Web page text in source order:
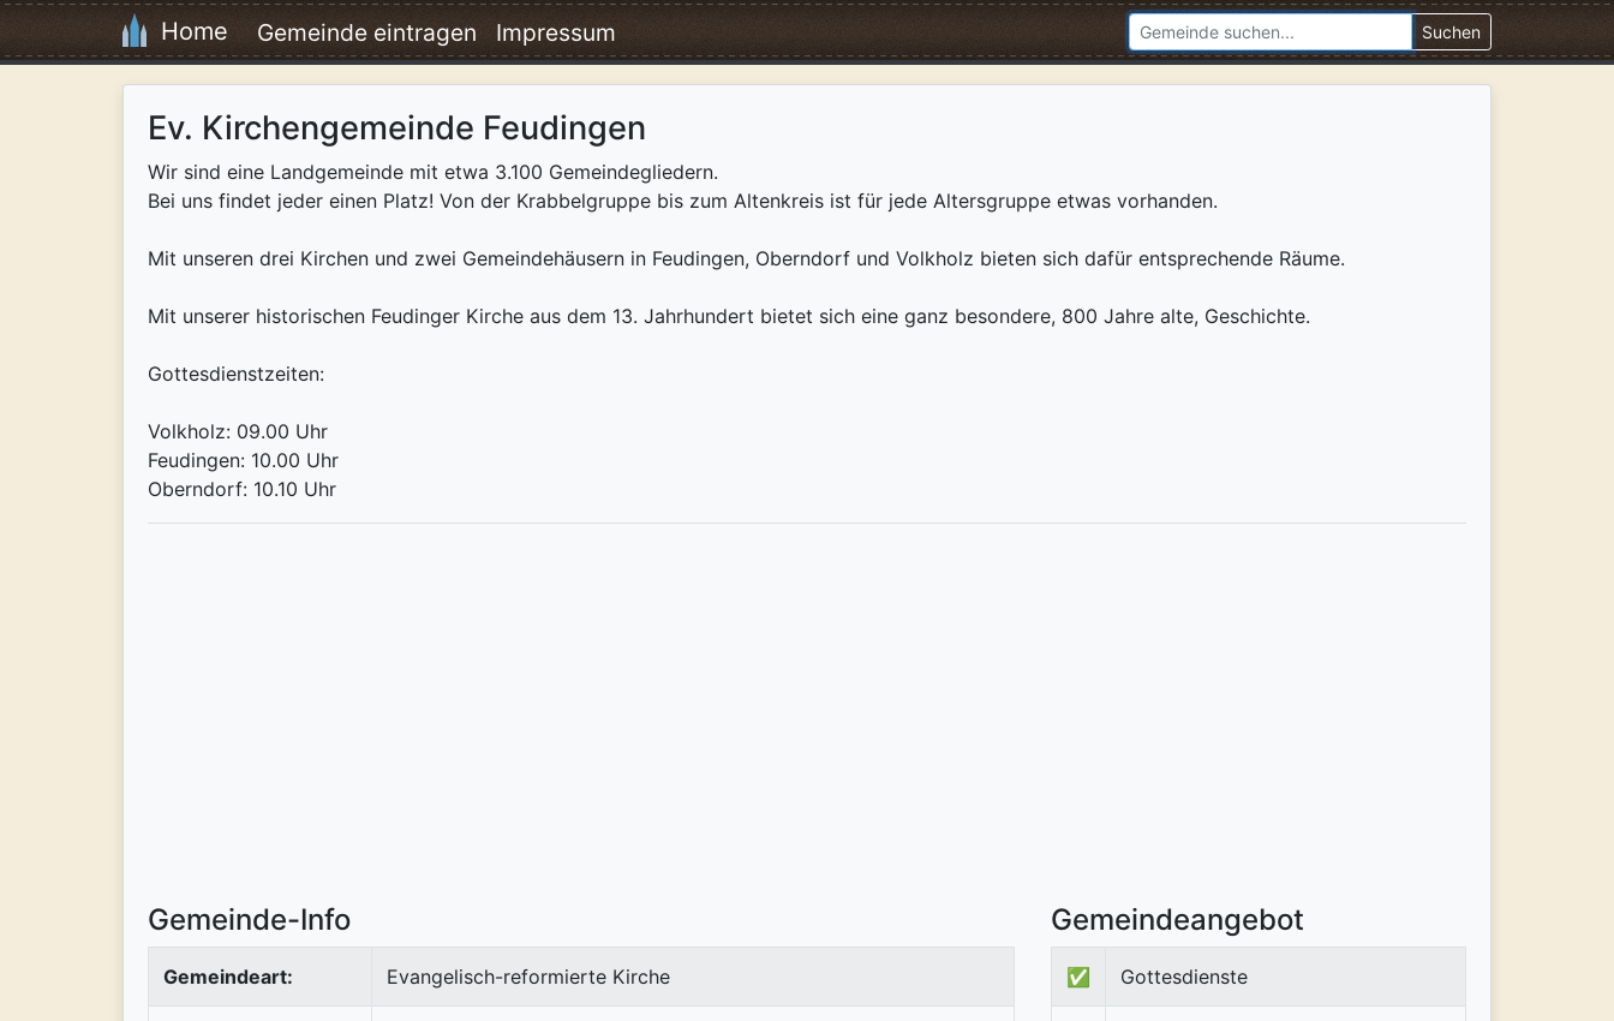
Home Gemeinde eintragen Impressum Suchen
Ev. Kirchengemeinde Feudingen
Wir sind eine Landgemeinde mit etwa 3.100 Gemeindegliedern.
Bei uns findet jeder einen Platz! Von der Krabbelgruppe bis zum Altenkreis ist für jede Altersgruppe etwas vorhanden.
Mit unseren drei Kirchen und zwei Gemeindehäusern in Feudingen, Oberndorf und Volkholz bieten sich dafür entsprechende Räume.
Mit unserer historischen Feudinger Kirche aus dem 13. Jahrhundert bietet sich eine ganz besondere, 800 Jahre alte, Geschichte.
Gottesdienstzeiten:
Volkholz: 09.00 Uhr
Feudingen: 10.00 Uhr
Oberndorf: 10.10 Uhr
Gemeinde-Info
Gemeindeart: Evangelisch-reformierte Kirche
Gemeindeangebot
✅ Gottesdienste